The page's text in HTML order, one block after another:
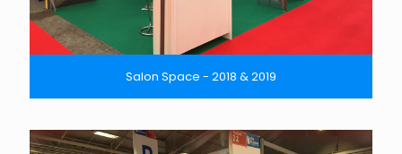
Salon Space - 2018 & 2019